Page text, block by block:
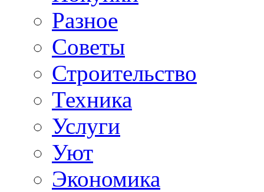
Разное
Советы
Строительство
Техника
Услуги
Уют
Экономика